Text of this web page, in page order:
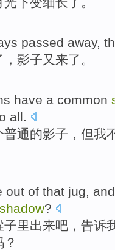
passed away,
影子又来了。
have a common
all.
普通的影子 ， 但我
out of that jug,
shadow?
子里出来吧 ， 告诉